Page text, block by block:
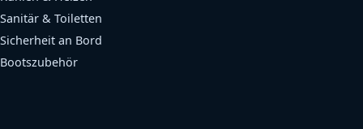
Sanitär & Toiletten
Sicherheit an Bord
Bootszubehör